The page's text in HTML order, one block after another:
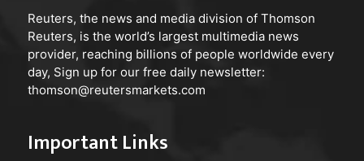
Reuters, the news and media division of Thomson
Reuters, is the world’s largest multimedia news
provider, reaching billions of people worldwide every
day, Sign up for our free daily newsletter:
thomson@reutersmarkets.com
Important Links